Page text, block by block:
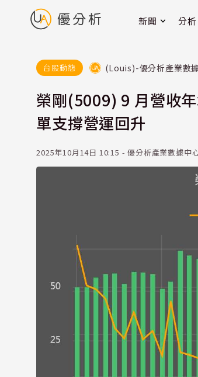
新聞 分析
台股動態 (Louis)-優分析產業數
榮剛(5009) 9 月營收
單支撐營運回升
2025年10月14日 10:15 - 優分析產業數據中